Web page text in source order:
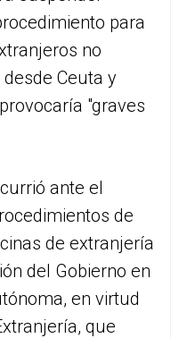
para
no
Ceuta y
"graves
ante el
de
de extranjería
del Gobierno en
en virtud
que